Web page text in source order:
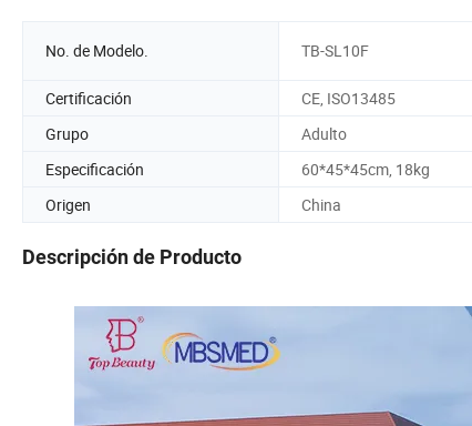
No. de Modelo. TB-SL10F
Certificación
CE, ISO13485
Grupo
Adulto
Especificación
60*45*45cm, 18kg
Origen
China
Descripción de Producto